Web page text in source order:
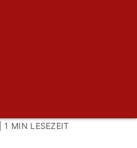
1 MIN LESEZEIT